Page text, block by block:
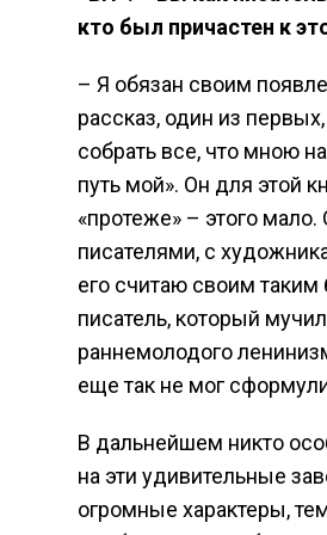
кто был причастен к
– Я обязан своим
рассказ, один из
собрать все, что мною
путь мой». Он для этой
«протеже» – этого
писателями, с
его считаю своим
писатель, который
раннемолодого
еще так не мог
В дальнейшем никто
на эти удивительные
огромные характеры,